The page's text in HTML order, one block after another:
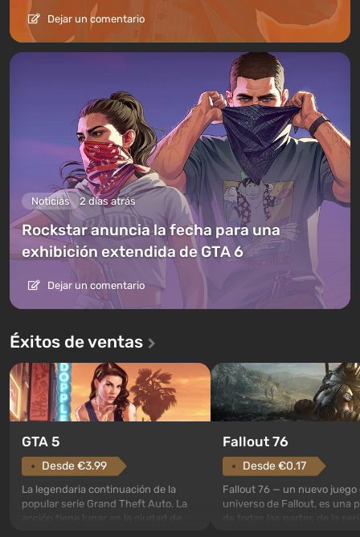
Dejar un comentario
Noticias 2 días atrás
Rockstar anuncia la fecha para una
exhibición extendida de GTA 6
Dejar un comentario
Éxitos de ventas
GTA 5
Desde €3.99
La legendaria continuación de la
popular serie Grand Theft Auto. La
acción tiene lugar en la ciudad de
Fallout 76
Desde €0.17
Fallout 76 — un nuevo juego
universo de Fallout, es una
de todas las partes de la